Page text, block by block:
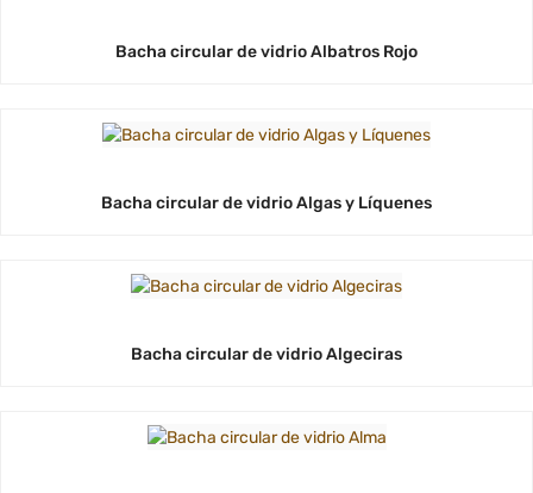
Bacha circular de vidrio Albatros Rojo
Bacha circular de vidrio Algas y Líquenes
Bacha circular de vidrio Algeciras